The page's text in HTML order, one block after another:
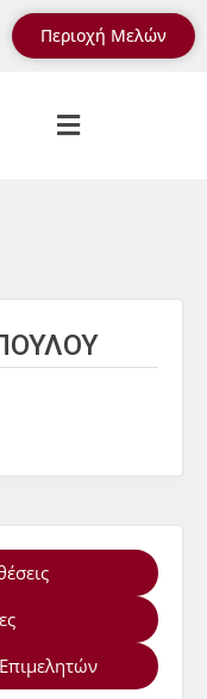
Περιοχή Μελών